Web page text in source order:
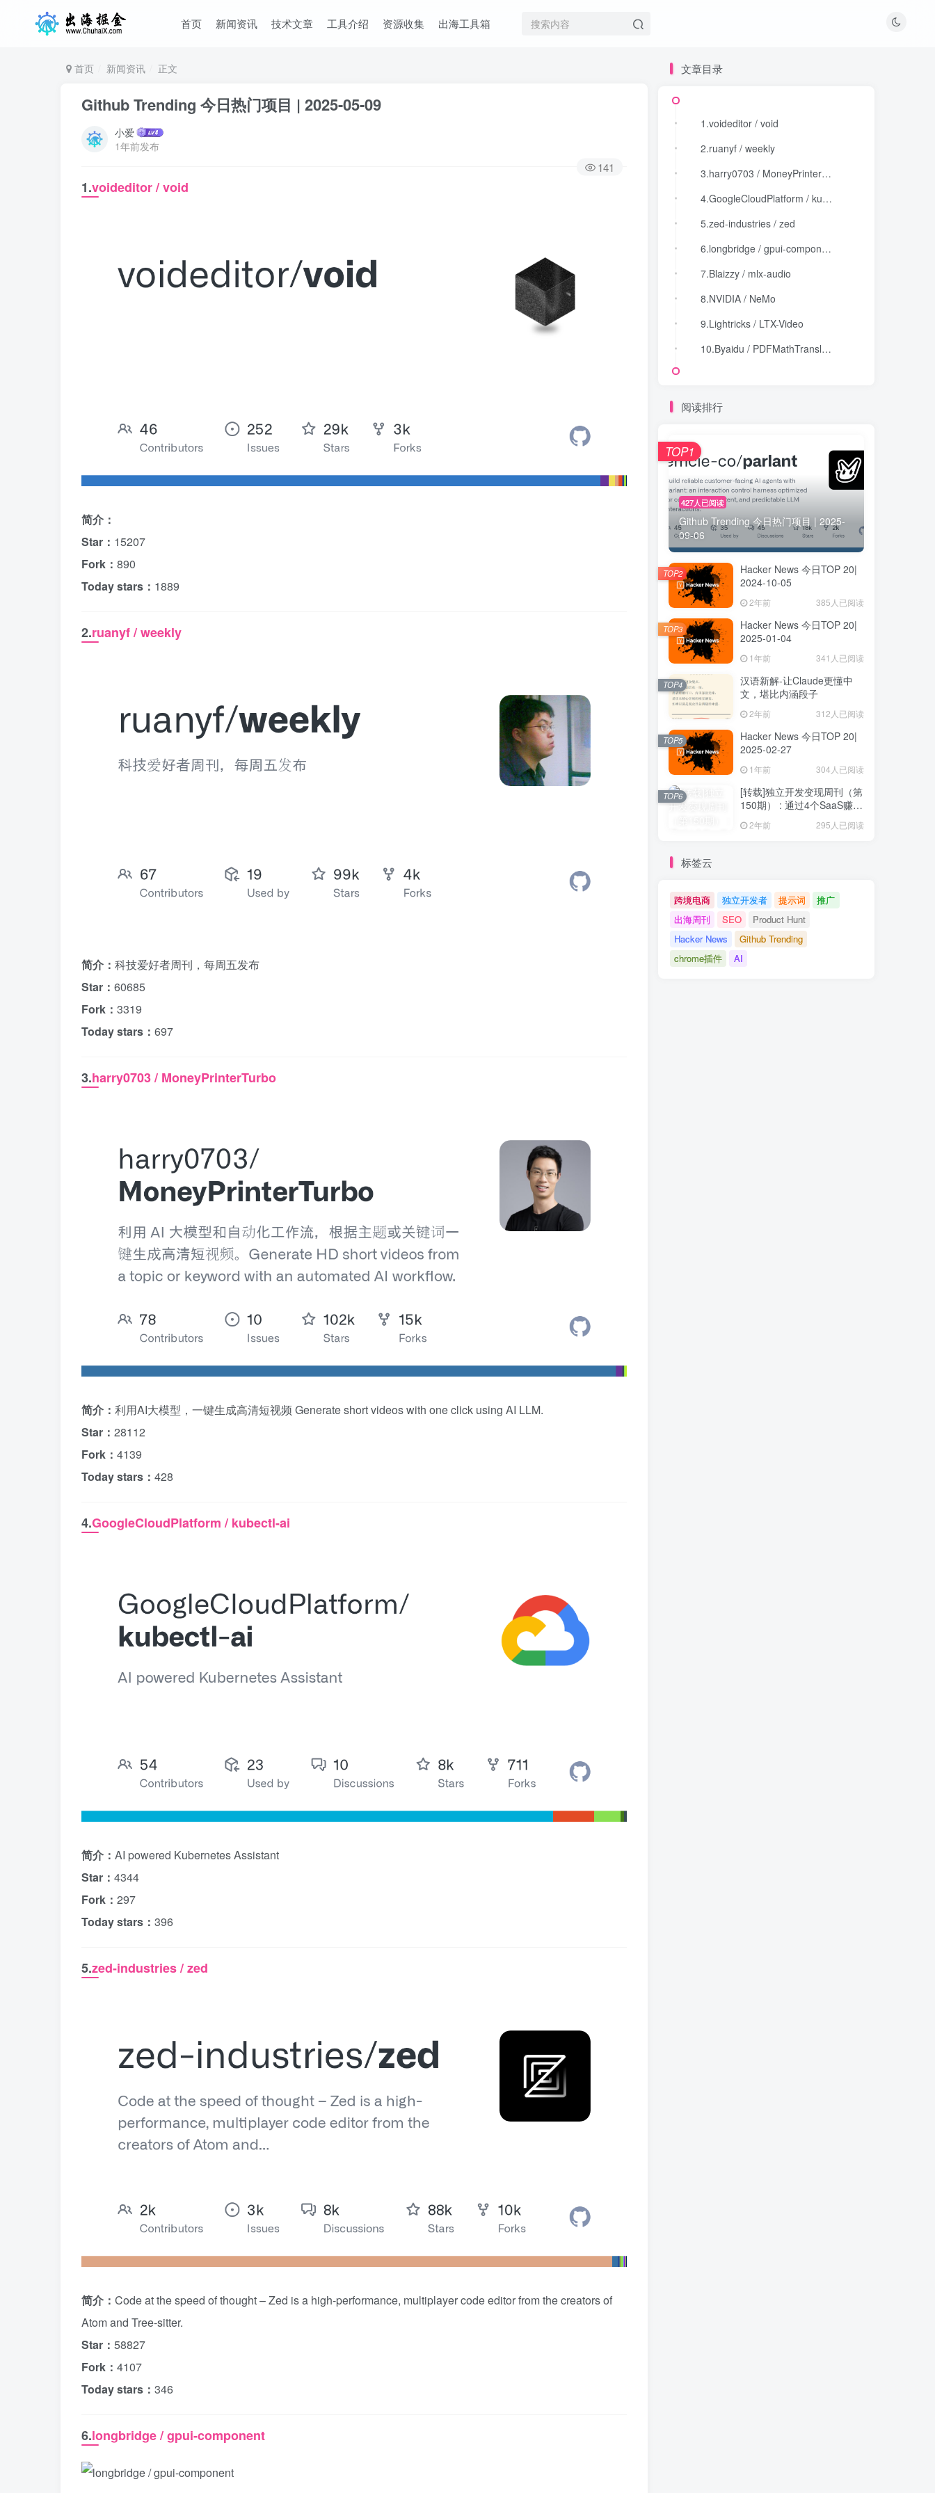
首页 新闻资讯 技术文章 工具介绍 资源收集 出海工具箱
首页 新闻资讯 正文
Github Trending 今日热门项目 | 2025-05-09
小爱
1年前发布
141
1.voideditor / void
简介：
Star： 15207
Fork： 890
Today stars： 1889
2.ruanyf / weekly
简介： 科技爱好者周刊，每周五发布
Star： 60685
Fork： 3319
Today stars： 697
3.harry0703 / MoneyPrinterTurbo
简介： 利用AI大模型，一键生成高清短视频 Generate short videos with one click using AI LLM.
Star： 28112
Fork： 4139
Today stars： 428
4.GoogleCloudPlatform / kubectl-ai
简介： AI powered Kubernetes Assistant
Star： 4344
Fork： 297
Today stars： 396
5.zed-industries / zed
简介： Code at the speed of thought – Zed is a high-performance, multiplayer code editor from the creators of
Atom and Tree-sitter.
Star： 58827
Fork： 4107
Today stars： 346
6.longbridge / gpui-component
文章目录
1.voideditor / void
2.ruanyf / weekly
3.harry0703 / MoneyPrinterTurbo
4.GoogleCloudPlatform / kubectl-ai
5.zed-industries / zed
6.longbridge / gpui-component
7.Blaizzy / mlx-audio
8.NVIDIA / NeMo
9.Lightricks / LTX-Video
10.Byaidu / PDFMathTranslate
文章目录
1.voideditor / void
2.ruanyf / weekly
3.harry0703 / MoneyPrinterTurbo
4.GoogleCloudPlatform / kubectl-ai
5.zed-industries / zed
6.longbridge / gpui-component
7.Blaizzy / mlx-audio
8.NVIDIA / NeMo
9.Lightricks / LTX-Video
10.Byaidu / PDFMathTranslate
阅读排行
427人已阅读
Github Trending 今日热门项目 | 2025-
09-06
TOP1
Hacker News 今日TOP 20|
2024-10-05
2年前 385人已阅读
TOP2
Hacker News 今日TOP 20|
2025-01-04
1年前 341人已阅读
TOP3
汉语新解-让Claude更懂中
文，堪比内涵段子
2年前 312人已阅读
TOP4
Hacker News 今日TOP 20|
2025-02-27
1年前 304人已阅读
TOP5
[转载]独立开发变现周刊（第
150期） : 通过4个SaaS赚取
2年前 295人已阅读
TOP6
标签云
跨境电商 独立开发者 提示词
推广
出海周刊
SEO
Product Hunt
Hacker News
Github Trending
chrome插件
AI